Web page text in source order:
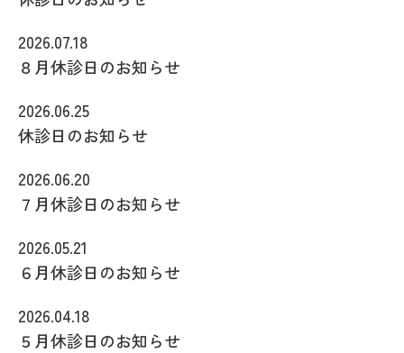
2026.07.18
８月休診日のお知らせ
2026.06.25
休診日のお知らせ
2026.06.20
７月休診日のお知らせ
2026.05.21
６月休診日のお知らせ
2026.04.18
５月休診日のお知らせ